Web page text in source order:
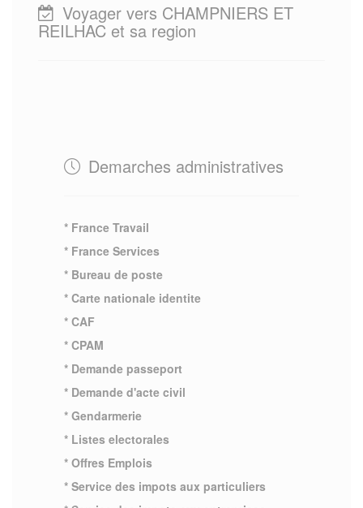
Voyager vers CHAMPNIERS ET
REILHAC et sa region
Demarches administratives
* France Travail
* France Services
* Bureau de poste
* Carte nationale identite
* CAF
* CPAM
* Demande passeport
* Demande d'acte civil
* Gendarmerie
* Listes electorales
* Offres Emplois
* Service des impots aux particuliers